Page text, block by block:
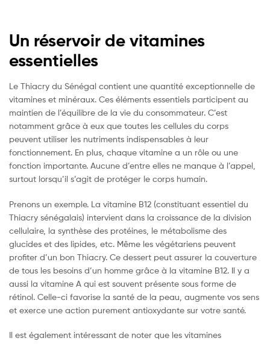
Un réservoir de vitamines
essentielles
Le Thiacry du Sénégal contient une quantité exceptionnelle de
vitamines et minéraux. Ces éléments essentiels participent au
maintien de l’équilibre de la vie du consommateur. C’est
notamment grâce à eux que toutes les cellules du corps
peuvent utiliser les nutriments indispensables à leur
fonctionnement. En plus, chaque vitamine a un rôle ou une
fonction importante. Aucune d’entre elles ne manque à l’appel,
surtout lorsqu’il s’agit de protéger le corps humain.
Prenons un exemple. La vitamine B12 (constituant essentiel du
Thiacry sénégalais) intervient dans la croissance de la division
cellulaire, la synthèse des protéines, le métabolisme des
glucides et des lipides, etc. Même les végétariens peuvent
profiter d’un bon Thiacry. Ce dessert peut assurer la couverture
de tous les besoins d’un homme grâce à la vitamine B12. Il y a
aussi la vitamine A qui est souvent présente sous forme de
rétinol. Celle-ci favorise la santé de la peau, augmente vos sens
et exerce une action purement antioxydante sur votre santé.
Il est également intéressant de noter que les vitamines